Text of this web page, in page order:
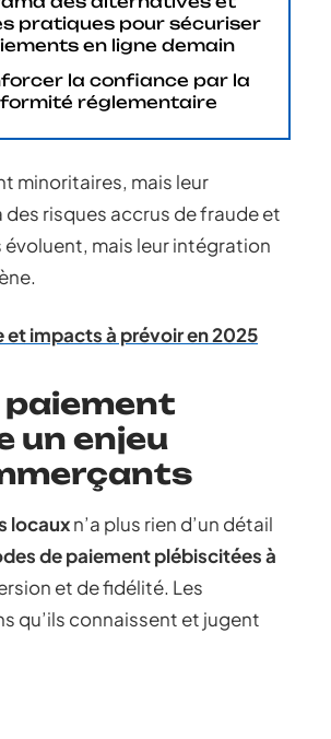
pratiques pour sécuriser
en ligne demain
la confiance par la
réglementaire
minoritaires, mais leur
risques accrus de fraude et
mais leur intégration
impacts à prévoir en 2025
paiement
un enjeu
locauxn’a plus rien d’un détail
de paiement plébiscitées à
et de fidélité. Les
qu’ils connaissent et jugent